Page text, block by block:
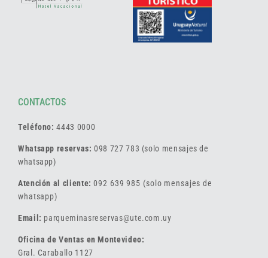
CONTACTOS
Teléfono: 4443 0000
Whatsapp reservas: 098 727 783 (solo mensajes de
whatsapp)
Atención al cliente:092 639 985 (solo mensajes de
whatsapp)
Email: parqueminasreservas@ute.com.uy
Oficina de Ventas en Montevideo:
Gral. Caraballo 1127